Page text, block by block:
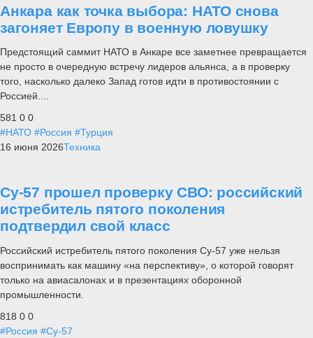
Анкара как точка выбора: НАТО снова
загоняет Европу в военную ловушку
Предстоящий саммит НАТО в Анкаре все заметнее превращается
не просто в очередную встречу лидеров альянса, а в проверку
того, насколько далеко Запад готов идти в противостоянии с
Россией....
581 0 0
#НАТО #Россия #Турция
16 июня 2026Техника
Су-57 прошел проверку СВО: российский
истребитель пятого поколения
подтвердил свой класс
Российский истребитель пятого поколения Су-57 уже нельзя
воспринимать как машину «на перспективу», о которой говорят
только на авиасалонах и в презентациях оборонной
промышленности.
818 0 0
#Россия #Су-57